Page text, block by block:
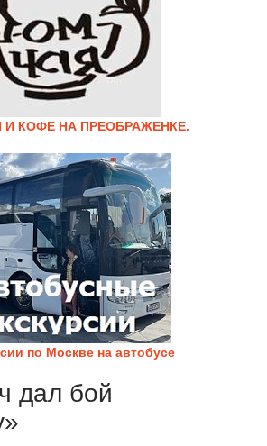
КОФЕ НА ПРЕОБРАЖЕНКЕ.
по Москве на автобусе
дал бой